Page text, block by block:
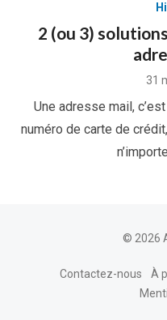
2 (ou 3)
31
Une adresse mail,
numéro de carte de
© 2026
Contactez-nous À